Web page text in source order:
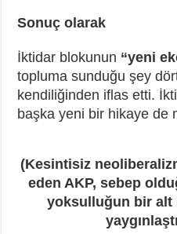
Sonuç olarak
İktidar blokunun “yeni
topluma sunduğu şey
kendiliğinden iflas etti.
başka yeni bir hikaye de
(Kesintisiz
eden AKP, sebep
yoksulluğun bir alt